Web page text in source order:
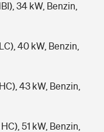
34 kW, Benzin,
40 kW, Benzin,
43 kW, Benzin,
51 kW, Benzin,